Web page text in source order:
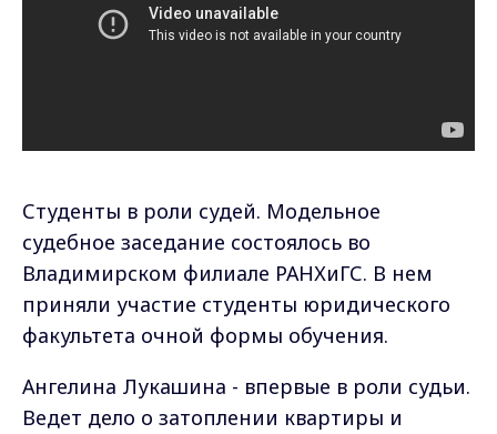
Студенты в роли судей. Модельное
судебное заседание состоялось во
Владимирском филиале РАНХиГС. В нем
приняли участие студенты юридического
факультета очной формы обучения.
Ангелина Лукашина - впервые в роли судьи.
Ведет дело о затоплении квартиры и